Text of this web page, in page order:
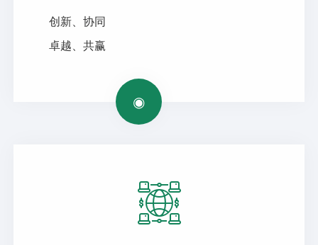
创新、协同
卓越、共赢
◉